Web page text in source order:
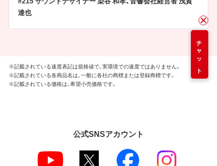
達也
チャット
※記載されている速度表記は規格値で、実環境での速度ではありません。
※記載されている各商品名は、一般に各社の商標または登録商標です。
※記載されている価格は、希望小売価格です。
公式SNSアカウント